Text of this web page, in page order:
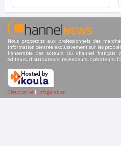
Nous proposons aux professionnels des
information centrée exclusivement sur les
l'ensemble des acteurs du channel français
éditeurs, distributeurs, revendeurs, opérateurs,
Cloud privé | Infogérance